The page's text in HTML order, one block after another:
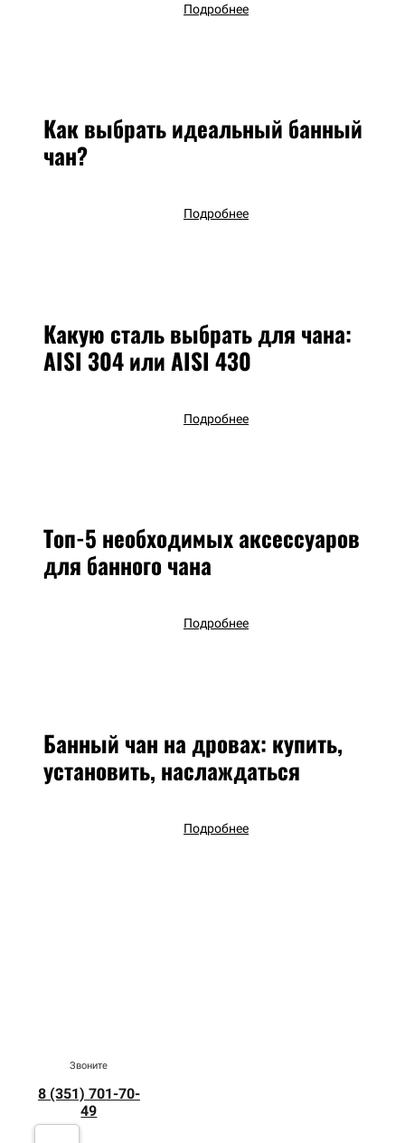
Подробнее
Как выбрать идеальный банный
чан?
Подробнее
Какую сталь выбрать для чана:
AISI 304 или AISI 430
Подробнее
Топ-5 необходимых аксессуаров
для банного чана
Подробнее
Банный чан на дровах: купить,
установить, наслаждаться
Подробнее
Звоните
8 (351) 701-70-
49